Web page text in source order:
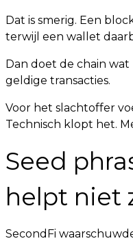
Dat is smerig. Een
terwijl een wallet
Dan doet de chain
geldige transacties.
Voor het slachtoffer
Technisch klopt het.
Seed
helpt niet
SecondFi